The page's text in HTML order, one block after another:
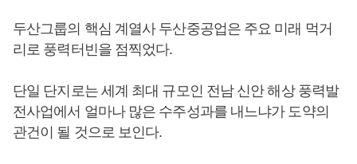
두산그룹의 핵심 계열사 두산중공업은 주요 미래 먹거
리로 풍력터빈을 점찍었다.
단일 단지로는 세계 최대 규모인 전남 신안 해상 풍력발
전사업에서 얼마나 많은 수주성과를 내느냐가 도약의
관건이 될 것으로 보인다.